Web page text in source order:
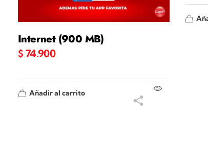
Internet (900 MB)
$ 74.900
Añadir al carrito